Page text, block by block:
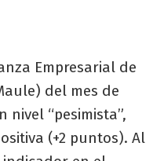
Empresarial de
del mes de
nivel “pesimista”,
(+2 puntos). Al